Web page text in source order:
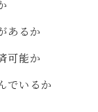
あるか
可能か
でいるか